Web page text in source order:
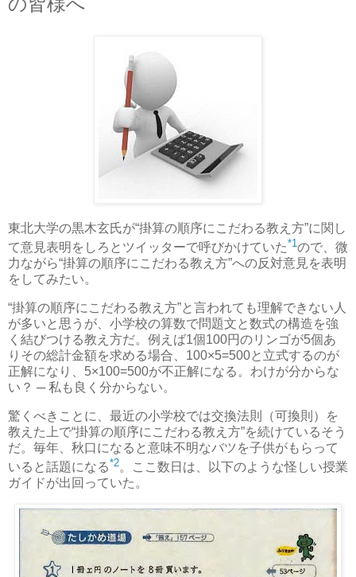
東北大学の黒木玄氏が“掛算の順序にこだわる教え方”に関し
て意見表明をしろとツイッターで呼びかけていた*1ので、微
力ながら“掛算の順序にこだわる教え方”への反対意見を表明
をしてみたい。
“掛算の順序にこだわる教え方”と言われても理解できない人
が多いと思うが、小学校の算数で問題文と数式の構造を強
く結びつける教え方だ。例えば1個100円のリンゴが5個あ
りその総計金額を求める場合、100×5=500と立式するのが
正解になり、5×100=500が不正解になる。わけが分からな
い？ ─ 私も良く分からない。
驚くべきことに、最近の小学校では交換法則（可換則）を
教えた上で“掛算の順序にこだわる教え方”を続けているそう
だ。毎年、秋口になると意味不明なバツを子供がもらって
いると話題になる*2。ここ数日は、以下のような怪しい授業
ガイドが出回っていた。